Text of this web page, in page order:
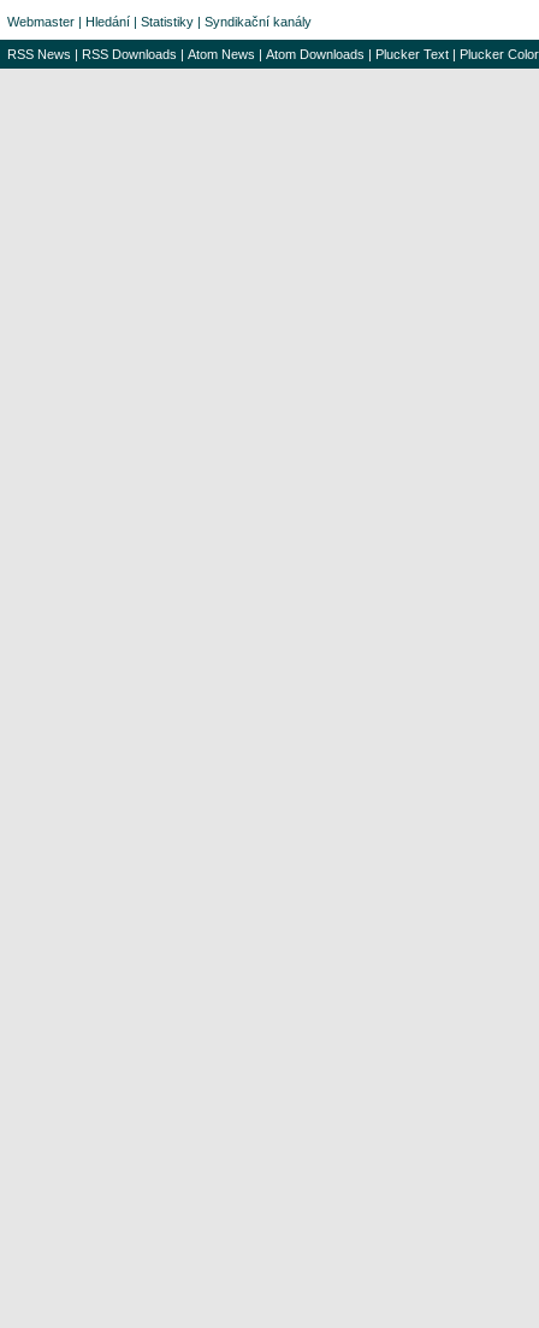
Webmaster | Hledání | Statistiky | Syndikační kanály
RSS News | RSS Downloads | Atom News | Atom Downloads | Plucker Text | Plucker Color